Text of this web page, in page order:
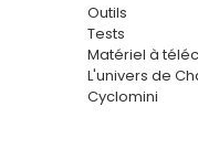
Outils
Tests
Matériel à
L'univers de
Cyclomini